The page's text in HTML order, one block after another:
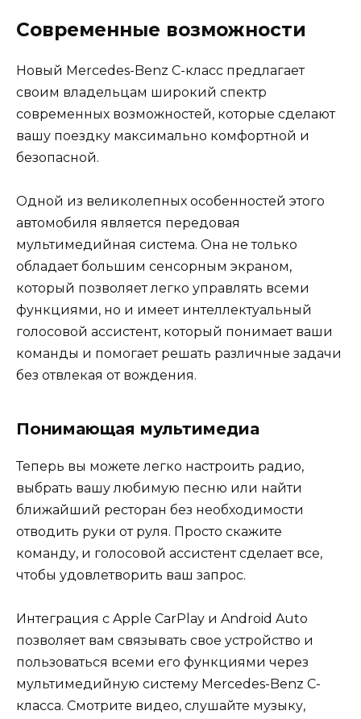
Современные возможности
Новый Mercedes-Benz C-класс предлагает
своим владельцам широкий спектр
современных возможностей, которые сделают
вашу поездку максимально комфортной и
безопасной.
Одной из великолепных особенностей этого
автомобиля является передовая
мультимедийная система. Она не только
обладает большим сенсорным экраном,
который позволяет легко управлять всеми
функциями, но и имеет интеллектуальный
голосовой ассистент, который понимает ваши
команды и помогает решать различные задачи
без отвлекая от вождения.
Понимающая мультимедиа
Теперь вы можете легко настроить радио,
выбрать вашу любимую песню или найти
ближайший ресторан без необходимости
отводить руки от руля. Просто скажите
команду, и голосовой ассистент сделает все,
чтобы удовлетворить ваш запрос.
Интеграция с Apple CarPlay и Android Auto
позволяет вам связывать свое устройство и
пользоваться всеми его функциями через
мультимедийную систему Mercedes-Benz C-
класса. Смотрите видео, слушайте музыку,